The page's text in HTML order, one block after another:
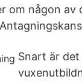
om någon
Snart är